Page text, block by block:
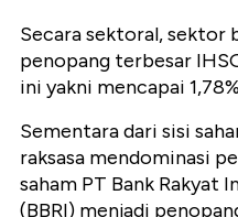
Secara sektoral, sektor
penopang terbesar
ini yakni mencapai
Sementara dari sisi
raksasa mendominasi
saham PT Bank Rakyat
(BBRI) menjadi